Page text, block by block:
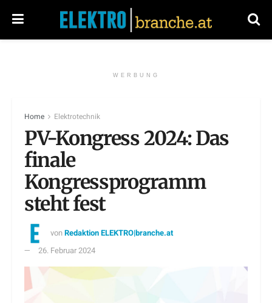
WERBUNG
Home Elektrotechnik
PV-Kongress 2024: Das
finale
Kongressprogramm
steht fest
vonRedaktion ELEKTRO|branche.at
26. Februar 2024